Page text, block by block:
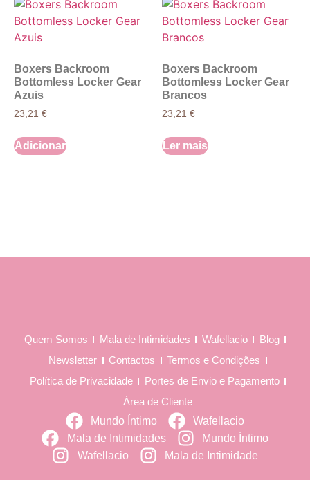
Boxers Backroom
Bottomless Locker Gear
Azuis
23,21 €
Adicionar
Boxers Backroom
Bottomless Locker Gear
Brancos
23,21 €
Ler mais
Quem Somos Mala de Intimidades Wafellacio
Blog
Newsletter
Contactos
Termos e Condições
Política de Privacidade
Portes de Envio e Pagamento
Área de Cliente
Mundo Íntimo
Wafellacio
Mala de Intimidades
Mundo Íntimo
Wafellacio
Mala de Intimidade